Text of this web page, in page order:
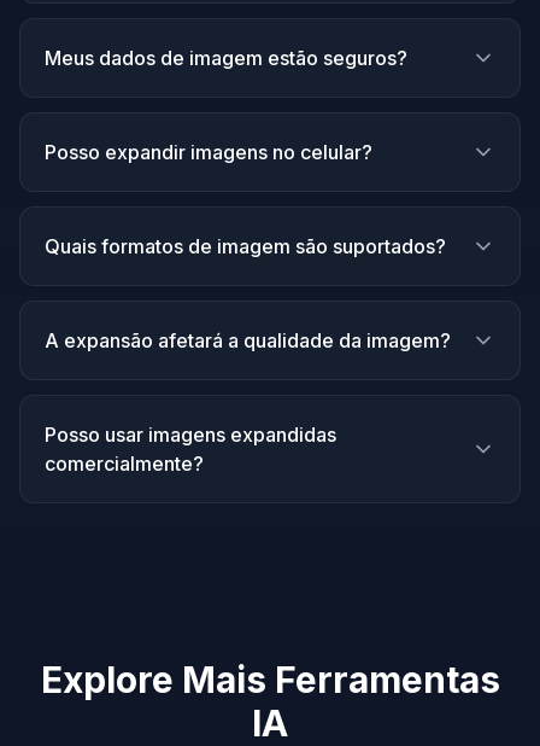
Meus dados de imagem estão seguros?
Posso expandir imagens no celular?
Quais formatos de imagem são suportados?
A expansão afetará a qualidade da imagem?
Posso usar imagens expandidas
comercialmente?
Explore Mais Ferramentas
IA